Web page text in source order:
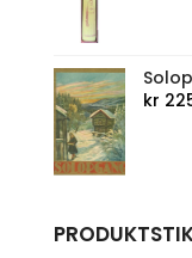
kr